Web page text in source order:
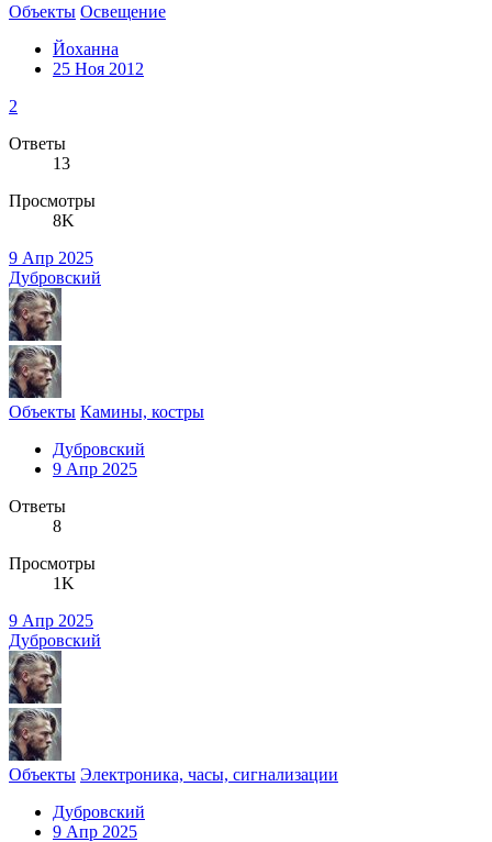
Объекты Освещение
Йоханна
25 Ноя 2012
2
Ответы
13
Просмотры
8K
9 Апр 2025
Дубровский
Объекты Камины, костры
Дубровский
9 Апр 2025
Ответы
8
Просмотры
1K
9 Апр 2025
Дубровский
Объекты Электроника, часы, сигнализации
Дубровский
9 Апр 2025